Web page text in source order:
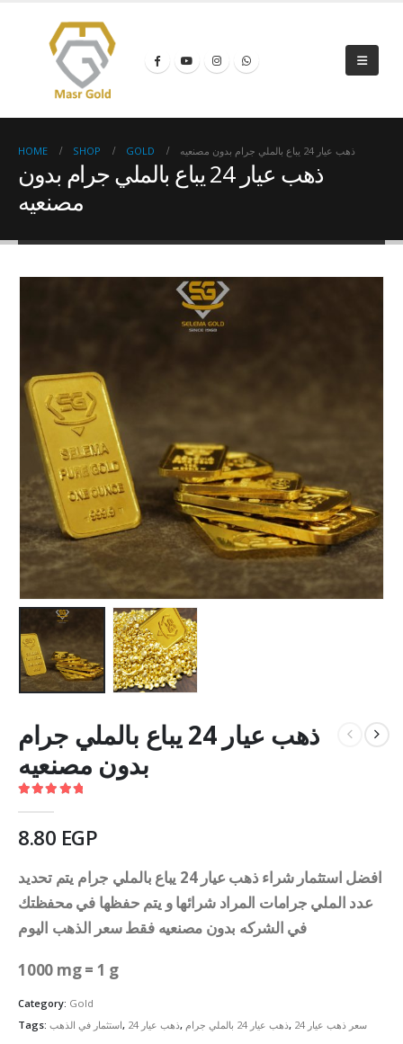
HOME SHOP GOLD ذهب عيار 24 يباع بالملي جرام بدون مصنعيه
ذهب عيار 24 يباع بالملي جرام بدون
مصنعيه
ذهب عيار 24 يباع بالملي جرام
بدون مصنعيه
8.80 EGP
افضل استثمار شراء ذهب عيار 24 يباع بالملي جرام يتم تحديد
عدد الملي جرامات المراد شرائها و يتم حفظها في محفظتك
في الشركه بدون مصنعيه فقط سعر الذهب اليوم
1000 mg = 1 g
Category: Gold
Tags: استثمار في الذهب, ذهب عيار 24, ذهب عيار 24 بالملي جرام, سعر ذهب عيار 24